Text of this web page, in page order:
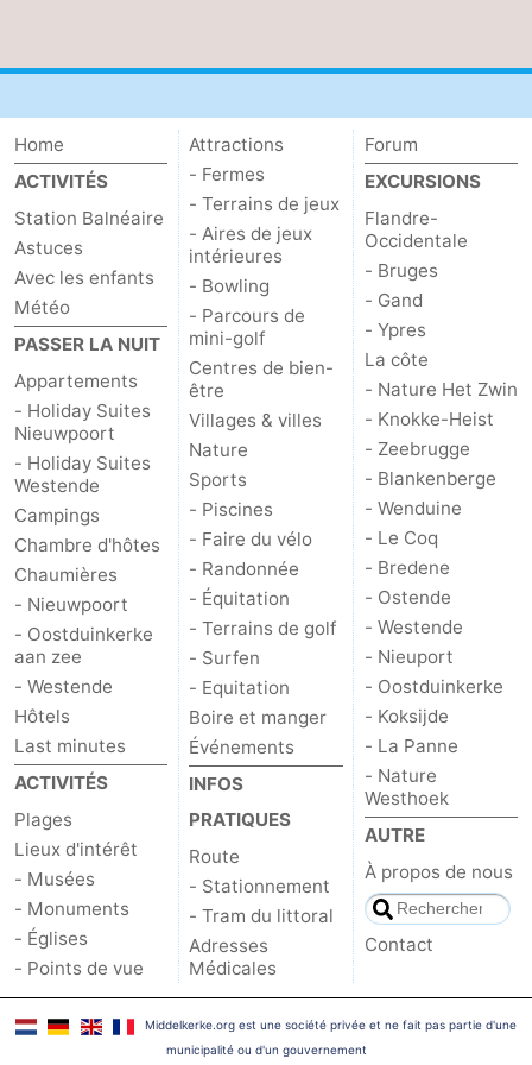
Ostende
-
Nieuport
-
Oostduinkerke
-
La
Panne
-
Nature
Westhoek
Météo
Contact
Home
ACTIVITÉS
Station Balnéaire
Astuces
Avec les enfants
Météo
PASSER LA NUIT
Appartements
- Holiday Suites
Nieuwpoort
- Holiday Suites
Westende
Campings
Chambre d'hôtes
Chaumières
- Nieuwpoort
- Oostduinkerke
aan zee
- Westende
Hôtels
Last minutes
ACTIVITÉS
Plages
Lieux d'intérêt
- Musées
- Monuments
- Églises
- Points de vue
Attractions
- Fermes
- Terrains de jeux
- Aires de jeux
intérieures
- Bowling
- Parcours de
mini-golf
Centres de bien-
être
Villages & villes
Nature
Sports
- Piscines
- Faire du vélo
- Randonnée
- Équitation
- Terrains de golf
- Surfen
- Equitation
Boire et manger
Événements
INFOS
PRATIQUES
Route
- Stationnement
- Tram du littoral
Adresses
Médicales
Forum
EXCURSIONS
Flandre-
Occidentale
- Bruges
- Gand
- Ypres
La côte
- Nature Het Zwin
- Knokke-Heist
- Zeebrugge
- Blankenberge
- Wenduine
- Le Coq
- Bredene
- Ostende
- Westende
- Nieuport
- Oostduinkerke
- Koksijde
- La Panne
- Nature
Westhoek
AUTRE
À propos de nous
Contact
Middelkerke.org est une société privée et ne fait pas partie d'une
municipalité ou d'un gouvernement